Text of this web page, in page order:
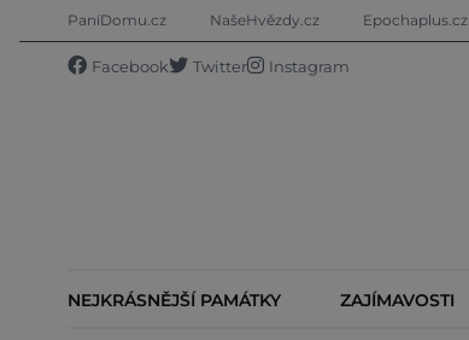
PaníDomu.cz NašeHvězdy.cz Epochaplus.cz
Facebook Twitter Instagram
NEJKRÁSNĚJŠÍ PAMÁTKY ZAJÍMAVOSTI